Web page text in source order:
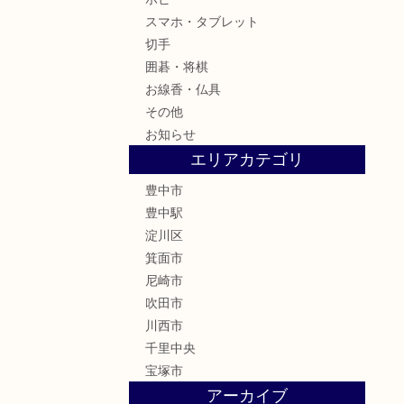
スマホ・タブレット
切手
囲碁・将棋
お線香・仏具
その他
お知らせ
エリアカテゴリ
豊中市
豊中駅
淀川区
箕面市
尼崎市
吹田市
川西市
千里中央
宝塚市
アーカイブ